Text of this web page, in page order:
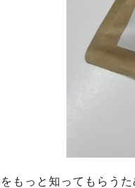
もっと知ってもらう